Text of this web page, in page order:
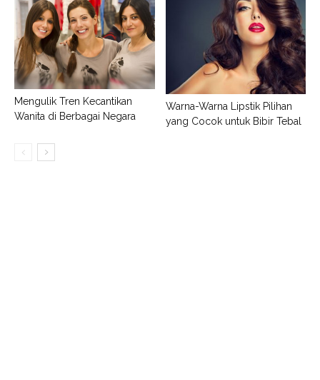
Mengulik Tren Kecantikan
Wanita di Berbagai Negara
Warna-Warna Lipstik Pilihan
yang Cocok untuk Bibir Tebal